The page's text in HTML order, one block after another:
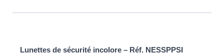
Lunettes de sécurité incolore – Réf. NESSPPSI